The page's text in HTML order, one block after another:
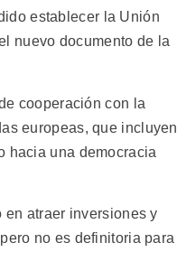
establecer la Unión
nuevo documento de la
cooperación con la
europeas, que incluyen
hacia una democracia
atraer inversiones y
no es definitoria para